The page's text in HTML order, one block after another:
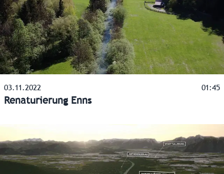
03.11.2022 01:45
Renaturierung Enns